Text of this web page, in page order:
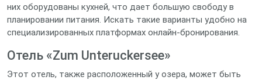
них оборудованы кухней, что дает большую свободу в
планировании питания. Искать такие варианты удобно на
специализированных платформах онлайн-бронирования.
Отель «Zum Unteruckersee»
Этот отель, также расположенный у озера, может быть